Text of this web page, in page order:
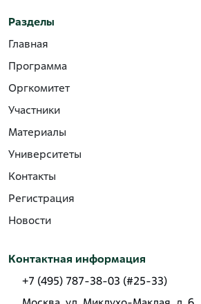
Разделы
Главная
Программа
Оргкомитет
Участники
Материалы
Университеты
Контакты
Регистрация
Новости
Контактная информация
+7 (495) 787-38-03 (#25-33)